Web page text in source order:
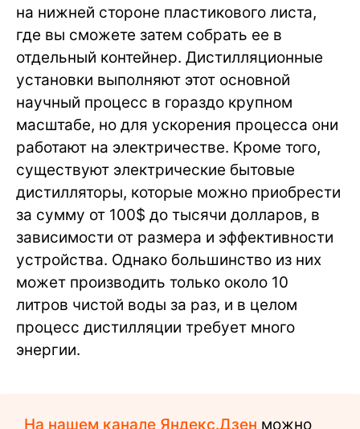
на нижней стороне пластикового листа,
где вы сможете затем собрать ее в
отдельный контейнер. Дистилляционные
установки выполняют этот основной
научный процесс в гораздо крупном
масштабе, но для ускорения процесса они
работают на электричестве. Кроме того,
существуют электрические бытовые
дистилляторы, которые можно приобрести
за сумму от 100$ до тысячи долларов, в
зависимости от размера и эффективности
устройства. Однако большинство из них
может производить только около 10
литров чистой воды за раз, и в целом
процесс дистилляции требует много
энергии.
На нашем канале Яндекс.Дзен можно